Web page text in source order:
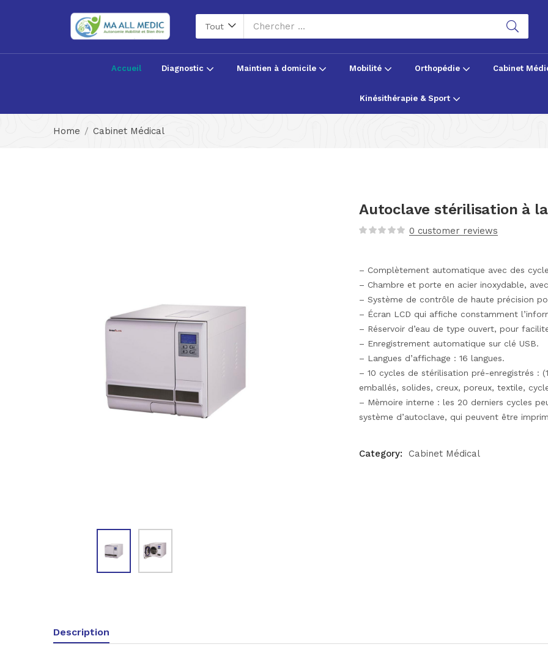
Tout
Accueil Diagnostic Maintien à domicile Mobilité Orthopédie Cabinet
Kinésithérapie & Sport
Home Cabinet Médical
Autoclave stérilisation à
0 customer reviews
– Complètement automatique avec des
– Chambre et porte en acier inoxydable,
– Système de contrôle de haute précision
– Écran LCD qui affiche constamment
– Réservoir d’eau de type ouvert, pour
– Enregistrement automatique sur clé USB.
– Langues d’affichage : 16 langues.
– 10 cycles de stérilisation pré-enregistrés :
emballés, solides, creux, poreux, textile,
– Mèmoire interne : les 20 derniers cycles
système d’autoclave, qui peuvent être
Category: Cabinet Médical
Description